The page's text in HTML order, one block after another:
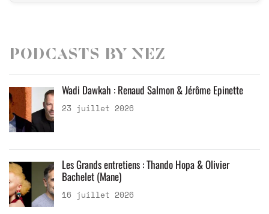
Podcasts by Nez
Wadi Dawkah : Renaud Salmon & Jérôme Epinette
23 juillet 2026
Les Grands entretiens : Thando Hopa & Olivier
Bachelet (Mane)
16 juillet 2026